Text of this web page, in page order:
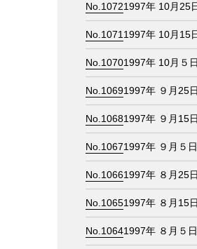
No.10721997年 10月25
No.1071 1997年 10月15
No.10701997年 10月５
No.10691997年 ９月25
No.10681997年 ９月15
No.10671997年 ９月５
No.10661997年 ８月25
No.10651997年 ８月15
No.10641997年 ８月５